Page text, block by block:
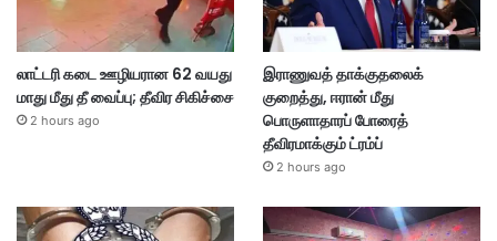
லாட்டரி கடை ஊழியரான 62 வயது
மாது மீது தீ வைப்பு; தீவிர சிகிச்சை
2 hours ago
இராணுவத் தாக்குதலைக்
குறைத்து, ஈரான் மீது
பொருளாதாரப் போரைத்
தீவிரமாக்கும் ட்ரம்ப்
2 hours ago